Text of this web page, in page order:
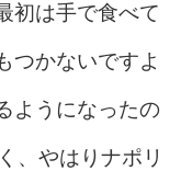
初は手で食べて
つかないですよ
ようになったの
、やはりナポリ